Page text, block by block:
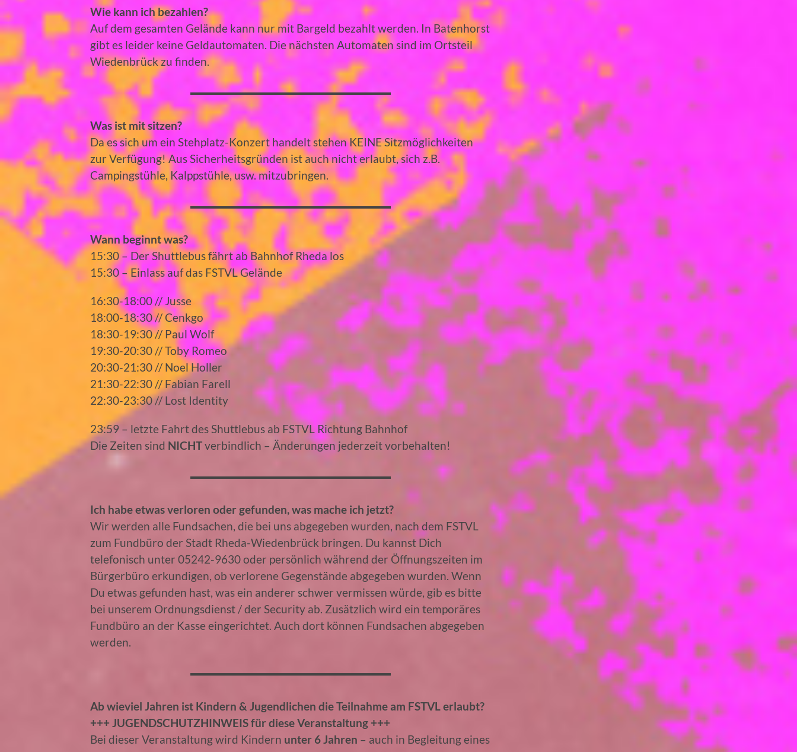
Wie kann ich bezahlen?
Auf dem gesamten Gelände kann nur mit Bargeld bezahlt werden. In Batenhorst
gibt es leider keine Geldautomaten. Die nächsten Automaten sind im Ortsteil
Wiedenbrück zu finden.
Was ist mit sitzen?
Da es sich um ein Stehplatz-Konzert handelt stehen KEINE Sitzmöglichkeiten
zur Verfügung! Aus Sicherheitsgründen ist auch nicht erlaubt, sich z.B.
Campingstühle, Kalppstühle, usw. mitzubringen.
Wann beginnt was?
15:30 – Der Shuttlebus fährt ab Bahnhof Rheda los
15:30 – Einlass auf das FSTVL Gelände
16:30-18:00 // Jusse
18:00-18:30 // Cenkgo
18:30-19:30 // Paul Wolf
19:30-20:30 // Toby Romeo
20:30-21:30 // Noel Holler
21:30-22:30 // Fabian Farell
22:30-23:30 // Lost Identity
23:59 – letzte Fahrt des Shuttlebus ab FSTVL Richtung Bahnhof
​Die Zeiten sind NICHTverbindlich – Änderungen jederzeit vorbehalten!
Ich habe etwas verloren oder gefunden, was mache ich jetzt?
Wir werden alle Fundsachen, die bei uns abgegeben wurden, nach dem FSTVL
zum Fundbüro der Stadt Rheda-Wiedenbrück bringen. Du kannst Dich
telefonisch unter 05242-9630 oder persönlich während der Öffnungszeiten im
Bürgerbüro erkundigen, ob verlorene Gegenstände abgegeben wurden. Wenn
Du etwas gefunden hast, was ein anderer schwer vermissen würde, gib es bitte
bei unserem Ordnungsdienst / der Security ab. Zusätzlich wird ein temporäres
Fundbüro an der Kasse eingerichtet. Auch dort können Fundsachen abgegeben
werden.
Ab wieviel Jahren ist Kindern & Jugendlichen die Teilnahme am FSTVL erlaubt?
+++ JUGENDSCHUTZHINWEIS für diese Veranstaltung +++
Bei dieser Veranstaltung wird Kindern unter 6 Jahren – auch in Begleitung eines